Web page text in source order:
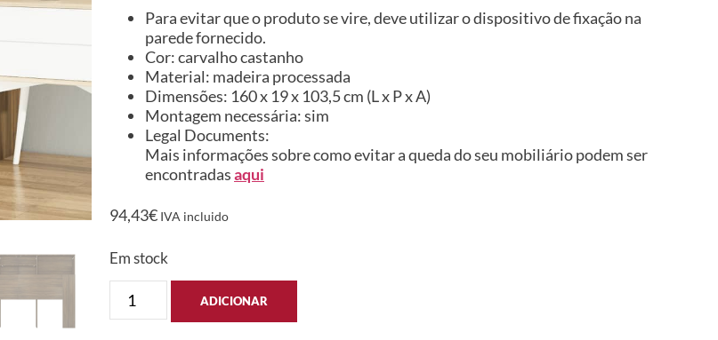
Para evitar que o produto se vire, deve utilizar o dispositivo de fixação na
parede fornecido.
Cor: carvalho castanho
Material: madeira processada
Dimensões: 160 x 19 x 103,5 cm (L x P x A)
Montagem necessária: sim
Legal Documents:
Mais informações sobre como evitar a queda do seu mobiliário podem ser
encontradasaqui
94,43€ IVA incluido
Em stock
ADICIONAR